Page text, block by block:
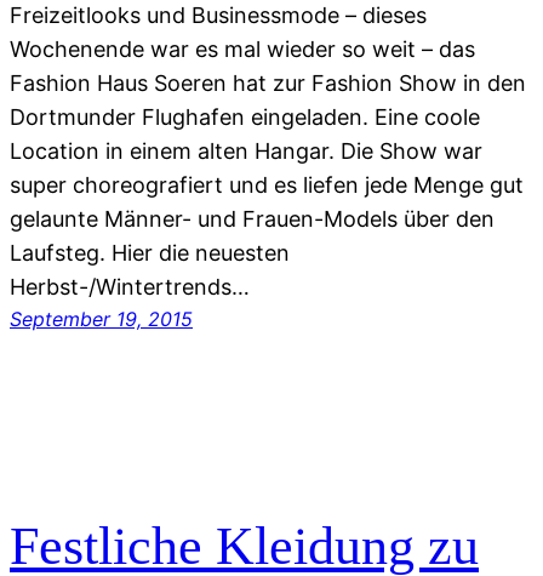
Freizeitlooks und Businessmode – dieses
Wochenende war es mal wieder so weit – das
Fashion Haus Soeren hat zur Fashion Show in den
Dortmunder Flughafen eingeladen. Eine coole
Location in einem alten Hangar. Die Show war
super choreografiert und es liefen jede Menge gut
gelaunte Männer- und Frauen-Models über den
Laufsteg. Hier die neuesten
Herbst-/Wintertrends…
September 19, 2015
Festliche Kleidung zu